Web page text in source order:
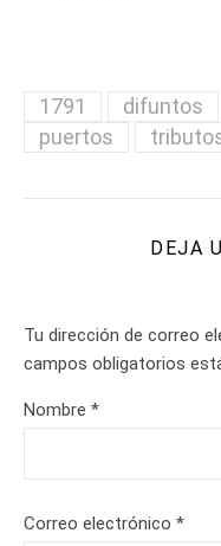
1791 difuntos
puertos
DEJA
Tu dirección de correo
campos obligatorios
Nombre *
Correo electrónico *